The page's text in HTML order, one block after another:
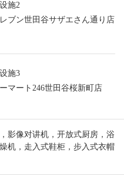
施2
ブン世田谷サザエさん通り店
施3
マート246世田谷桜新町店
影像对讲机，开放式厨房，浴
机，走入式鞋柜，步入式衣帽